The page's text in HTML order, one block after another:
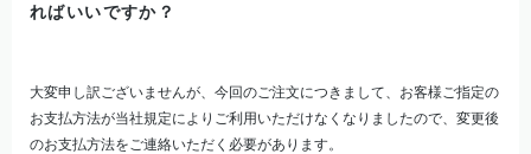
ればいいですか？
大変申し訳ございませんが、今回のご注文につきまして、お客様ご指定の
お支払方法が当社規定によりご利用いただけなくなりましたので、変更後
のお支払方法をご連絡いただく必要があります。